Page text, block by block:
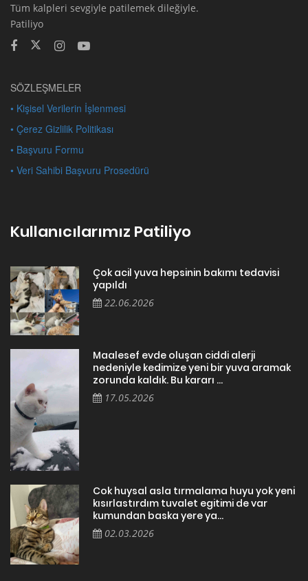
Tüm kalpleri sevgiyle patilemek dileğiyle.
Patiliyo
SÖZLEŞMELER
• Kişisel Verilerin İşlenmesi
• Çerez Gizlilik Politikası
• Başvuru Formu
• Veri Sahibi Başvuru Prosedürü
Kullanıcılarımız Patiliyo
Çok acil yuva hepsinin bakımı tedavisi
yapıldı
22.06.2026
Maalesef evde oluşan ciddi alerji
nedeniyle kedimize yeni bir yuva aramak
zorunda kaldık. Bu kararı ...
17.05.2026
Cok huysal asla tırmalama huyu yok yeni
kısırlastırdım tuvalet egitimi de var
kumundan baska yere ya...
02.03.2026